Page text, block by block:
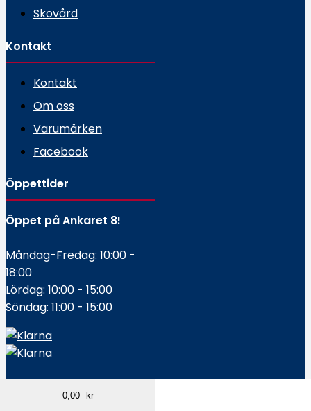
0,00 kr
Skovård
Kontakt
Kontakt
Om oss
Varumärken
Facebook
Öppettider
Öppet på Ankaret 8!
Måndag-Fredag: 10:00 -
18:00
Lördag: 10:00 - 15:00
Söndag: 11:00 - 15:00